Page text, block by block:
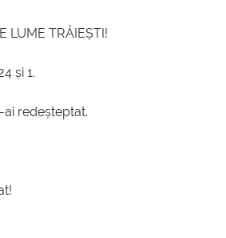
LUME TRĂIEȘTI!
și 1.
ai redeșteptat.